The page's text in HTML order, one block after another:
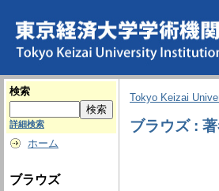
検索
詳細検索
ホーム
ブラウズ
Tokyo Keizai
ブラウズ :